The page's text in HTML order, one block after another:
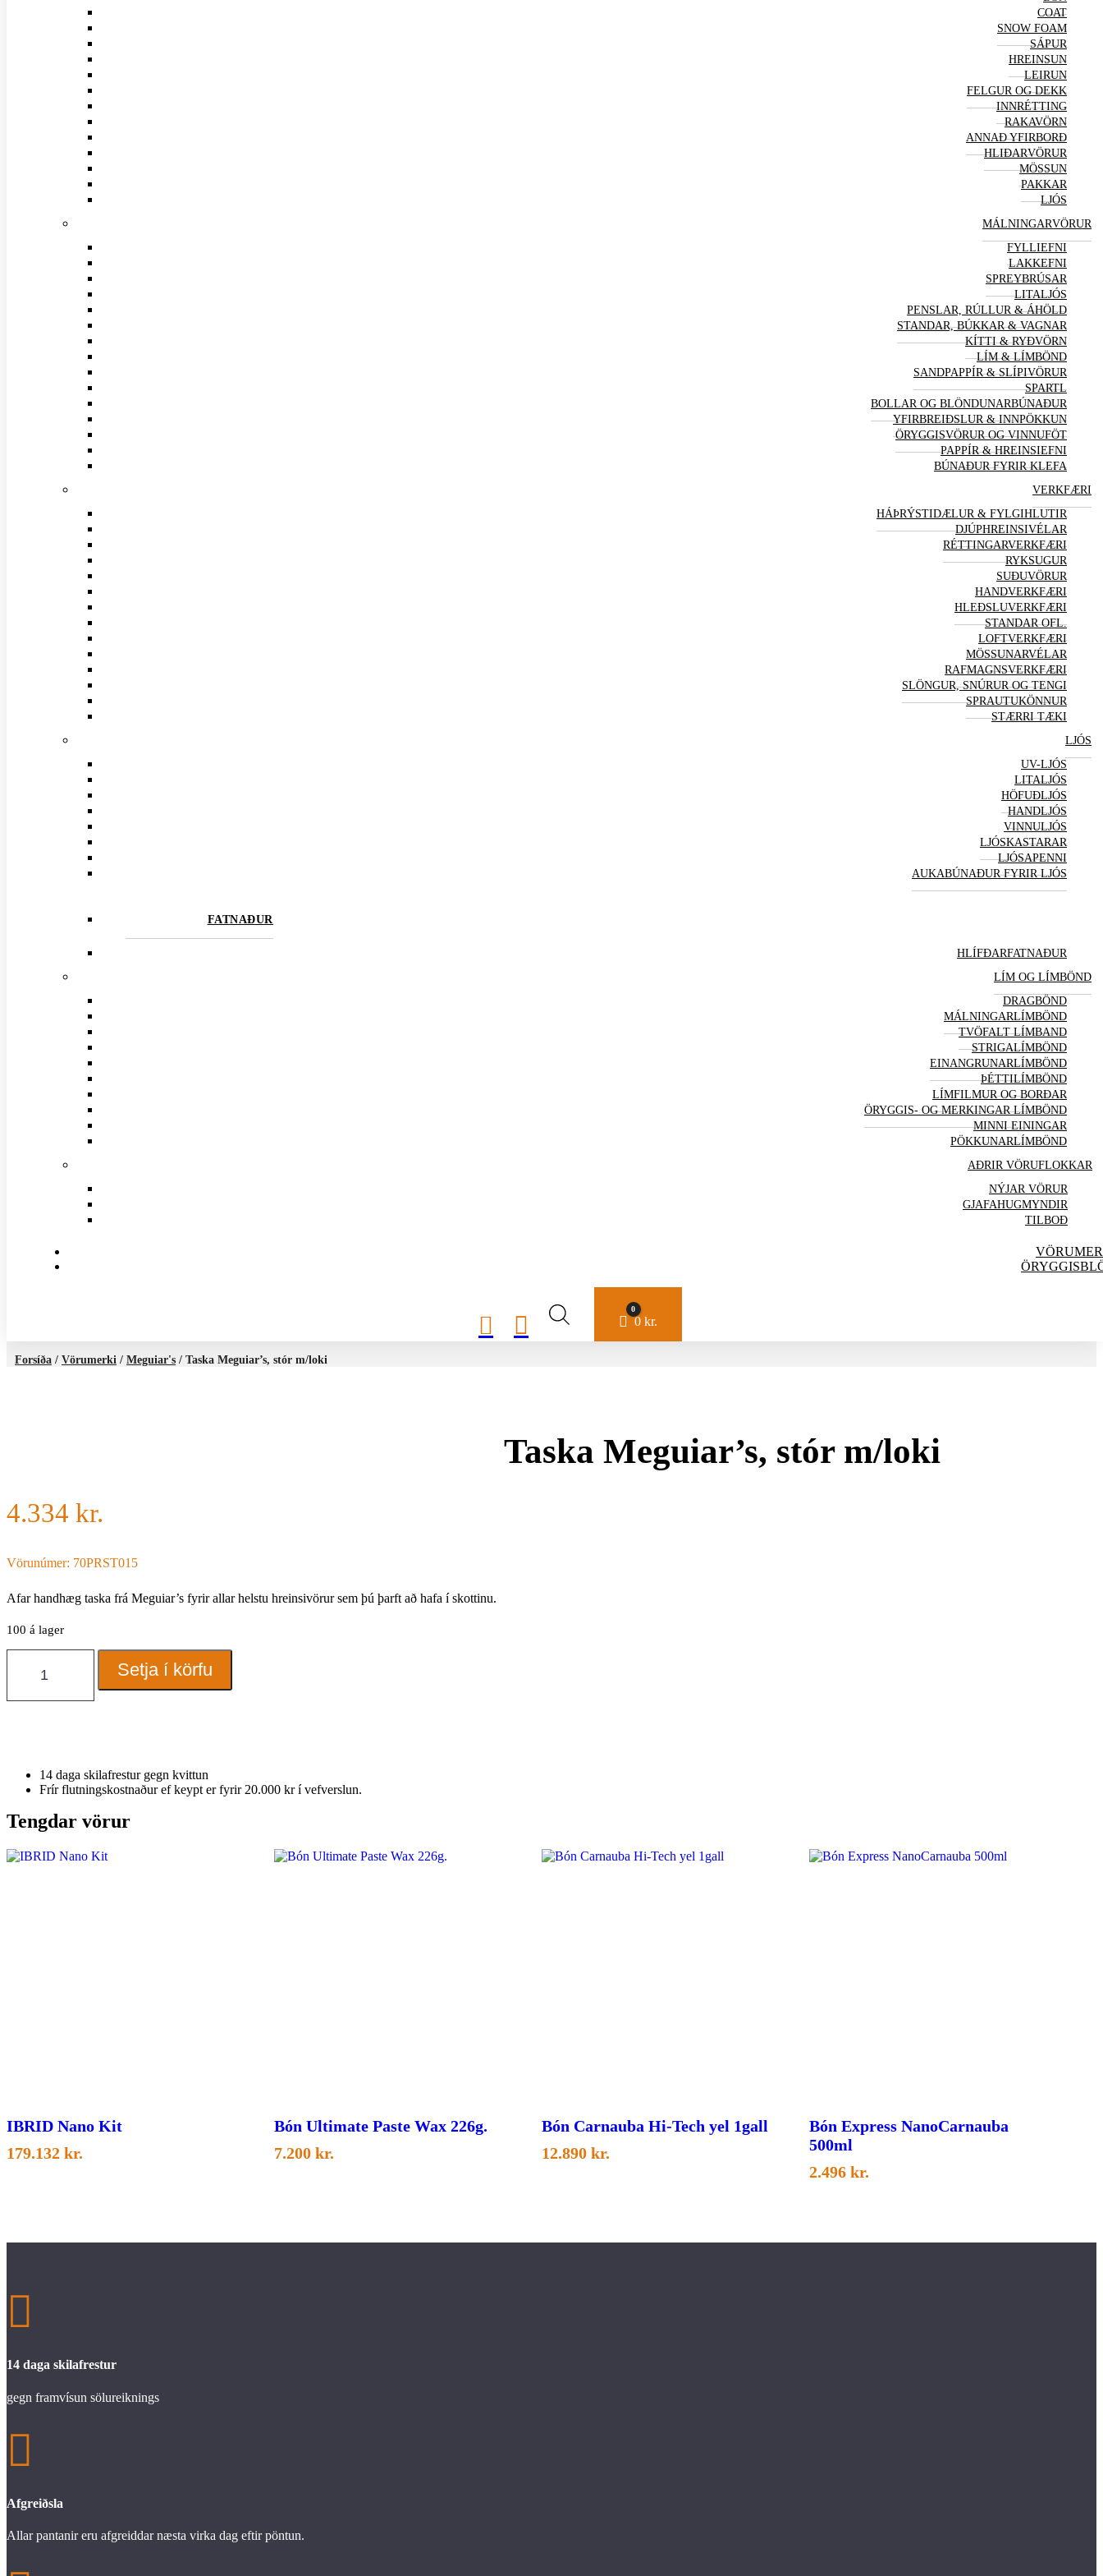
COAT
SNOW FOAM
SÁPUR
HREINSUN
LEIRUN
FELGUR OG DEKK
INNRÉTTING
RAKAVÖRN
ANNAÐ YFIRBORÐ
HLIÐARVÖRUR
MÖSSUN
PAKKAR
LJÓS
MÁLNINGARVÖRUR
FYLLIEFNI
LAKKEFNI
SPREYBRÚSAR
LITALJÓS
PENSLAR, RÚLLUR & ÁHÖLD
STANDAR, BÚKKAR & VAGNAR
KÍTTI & RYÐVÖRN
LÍM & LÍMBÖND
SANDPAPPÍR & SLÍPIVÖRUR
SPARTL
BOLLAR OG BLÖNDUNARBÚNAÐUR
YFIRBREIÐSLUR & INNPÖKKUN
ÖRYGGISVÖRUR OG VINNUFÖT
PAPPÍR & HREINSIEFNI
BÚNAÐUR FYRIR KLEFA
VERKFÆRI
HÁÞRÝSTIDÆLUR & FYLGIHLUTIR
DJÚPHREINSIVÉLAR
RÉTTINGARVERKFÆRI
RYKSUGUR
SUÐUVÖRUR
HANDVERKFÆRI
HLEÐSLUVERKFÆRI
STANDAR OFL.
LOFTVERKFÆRI
MÖSSUNARVÉLAR
RAFMAGNSVERKFÆRI
SLÖNGUR, SNÚRUR OG TENGI
SPRAUTUKÖNNUR
STÆRRI TÆKI
LJÓS
UV-LJÓS
LITALJÓS
HÖFUÐLJÓS
HANDLJÓS
VINNULJÓS
LJÓSKASTARAR
LJÓSAPENNI
AUKABÚNAÐUR FYRIR LJÓS
FATNAÐUR
HLÍFÐARFATNAÐUR
LÍM OG LÍMBÖND
DRAGBÖND
MÁLNINGARLÍMBÖND
TVÖFALT LÍMBAND
STRIGALÍMBÖND
EINANGRUNARLÍMBÖND
ÞÉTTILÍMBÖND
LÍMFILMUR OG BORÐAR
ÖRYGGIS- OG MERKINGAR LÍMBÖND
MINNI EININGAR
PÖKKUNARLÍMBÖND
AÐRIR VÖRUFLOKKAR
NÝJAR VÖRUR
GJAFAHUGMYNDIR
TILBOÐ
  Cart
0
0 kr.
Forsíða / Vörumerki / Meguiar's / Taska Meguiar’s, stór m/loki
Taska Meguiar’s, stór m/loki
4.334 kr.
Vörunúmer: 70PRST015
Afar handhæg taska frá Meguiar’s fyrir allar helstu hreinsivörur sem þú þarft að hafa í skottinu.
100 á lager
Meguiar's,
m/loki
Setja í körfu
14 daga skilafrestur gegn kvittun
Frír flutningskostnaður ef keypt er fyrir 20.000 kr í vefverslun.
Tengdar vörur
IBRID Nano Kit
179.132 kr.
Bón Ultimate Paste Wax 226g.
7.200kr.
Bón Carnauba Hi-Tech yel 1gall
12.890kr.
Bón Express NanoCarnauba
500ml
2.496kr.

14 daga skilafrestur
gegn framvísun sölureiknings

Afgreiðsla
Allar pantanir eru afgreiddar næsta virka dag eftir pöntun.